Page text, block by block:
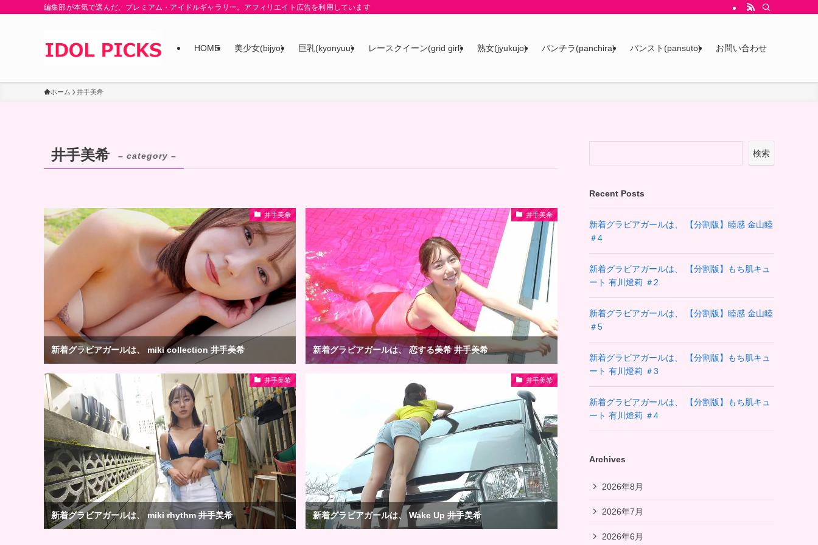
編集部が本気で選んだ、プレミアム・アイドルギャラリー。アフィリエイト広告を利用しています
HOME 美少女(bijyo) 巨乳(kyonyuu) レースクイーン(grid girl) 熟女(jyukujo) パンチラ(panchira) パンスト(pansuto) お問い合わせ
ホーム 井手美希
井手美希 – category –
井手美希
新着グラビアガールは、 miki collection 井手美希
井手美希
新着グラビアガールは、 恋する美希 井手美希
井手美希
新着グラビアガールは、 miki rhythm 井手美希
井手美希
新着グラビアガールは、 Wake Up 井手美希
検索
Recent Posts
新着グラビアガールは、 【分割版】睦感 金山睦
＃4
新着グラビアガールは、 【分割版】もち肌キュ
ート 有川燈莉 ＃2
新着グラビアガールは、 【分割版】睦感 金山睦
＃5
新着グラビアガールは、 【分割版】もち肌キュ
ート 有川燈莉 ＃3
新着グラビアガールは、 【分割版】もち肌キュ
ート 有川燈莉 ＃4
Archives
2026年8月
2026年7月
2026年6月